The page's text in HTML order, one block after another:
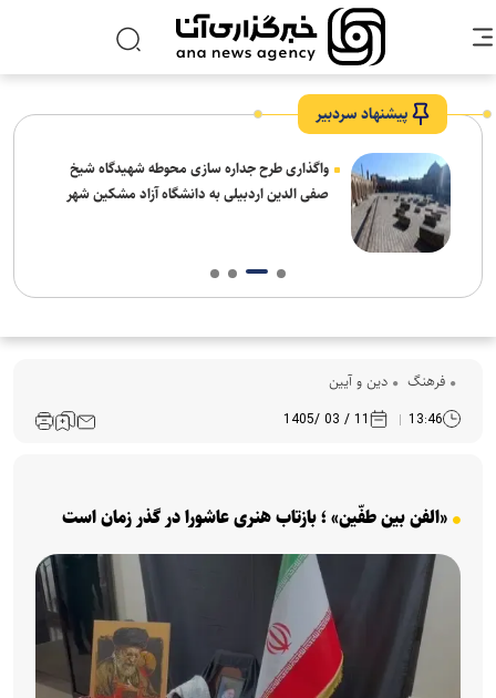
پیشنهاد سردبیر
واگذاری طرح جداره سازی محوطه شهیدگاه شیخ
صفی الدین اردبیلی به دانشگاه آزاد مشکین شهر
فرهنگ‌ دین و آیین
13:46
11 / 03 /1405
«الفن بین طفّین» ؛ بازتاب هنری عاشورا در گذر زمان است